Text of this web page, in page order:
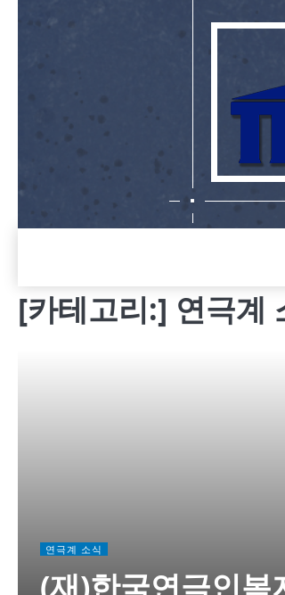
[카테고리:] 연극계
연극계 소식
(재)한국연극인